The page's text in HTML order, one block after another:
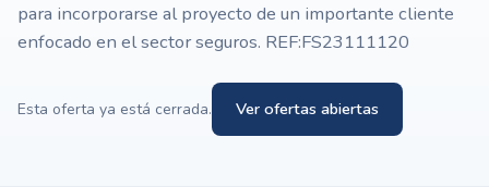
para incorporarse al proyecto de un importante cliente
enfocado en el sector seguros. REF:FS23111120
Esta oferta ya está cerrada. Ver ofertas abiertas